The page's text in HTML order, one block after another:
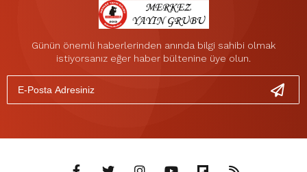
Günün önemli haberlerinden anında bilgi sahibi olmak
istiyorsanız eğer haber bültenine üye olun.